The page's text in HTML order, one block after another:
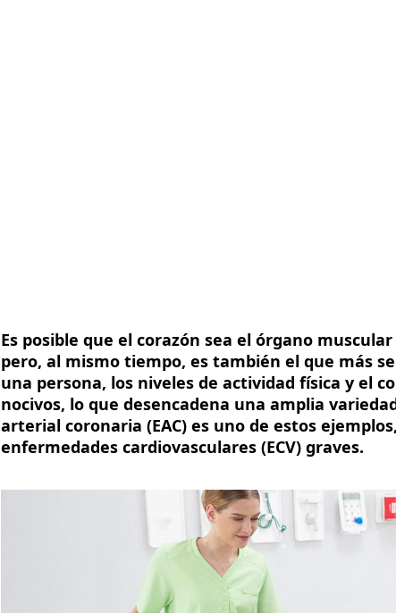
Es posible que el corazón sea el órgano
pero, al mismo tiempo, es también el que más
una persona, los niveles de actividad física y el
nocivos, lo que desencadena una amplia
arterial coronaria (EAC) es uno de estos
enfermedades cardiovasculares (ECV) graves.